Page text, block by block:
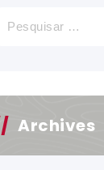
por:
Archives